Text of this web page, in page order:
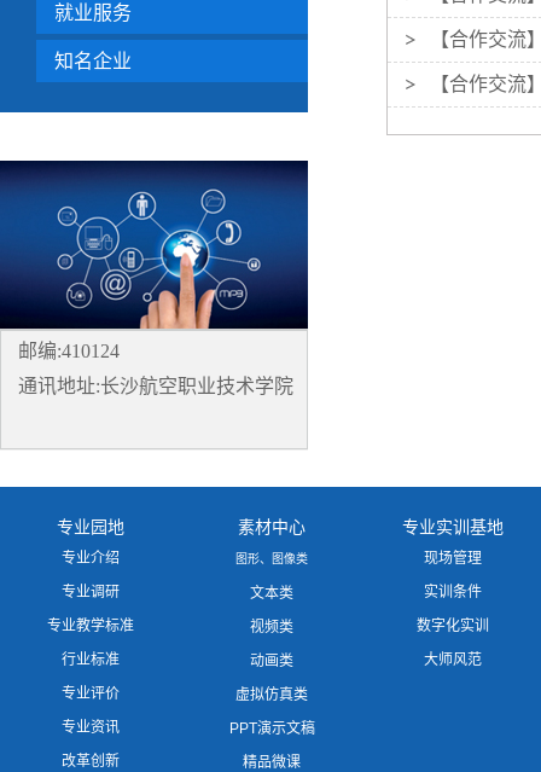
就业服务
知名企业
邮编:410124
通讯地址:长沙航空职业技术学院
【合作交流
【合作交流
专业园地
专业介绍
专业调研
专业教学标准
行业标准
专业评价
专业资讯
改革创新
素材中心
图形、图像类
文本类
视频类
动画类
虚拟仿真类
PPT演示文稿
精品微课
专业实训基地
现场管理
实训条件
数字化实训
大师风范